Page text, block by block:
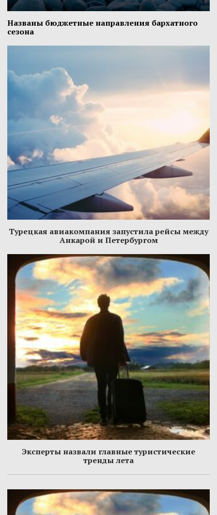
Названы бюджетные направления бархатного
сезона
Турецкая авиакомпания запустила рейсы между
Анкарой и Петербургом
Эксперты назвали главные туристические
тренды лета